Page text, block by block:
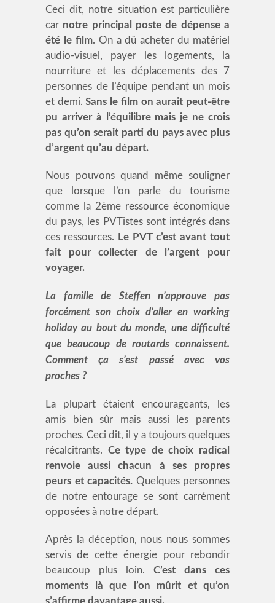
Ceci dit, notre situation est particulière
car notre principal poste de dépense a
été le film. On a dû acheter du matériel
audio-visuel, payer les logements, la
nourriture et les déplacements des 7
personnes de l’équipe pendant un mois
et demi.Sans le film on aurait peut-être
pu arriver à l’équilibre mais je ne crois
pas qu’on serait parti du pays avec plus
d’argent qu’au départ.
Nous pouvons quand même souligner
que lorsque l’on parle du tourisme
comme la 2ème ressource économique
du pays, les PVTistes sont intégrés dans
ces ressources. Le PVT c’est avant tout
fait pour collecter de l’argent pour
voyager.
La famille de Steffen n’approuve pas
forcément son choix d’aller en working
holiday au bout du monde, une difficulté
que beaucoup de routards connaissent.
Comment ça s’est passé avec vos
proches ?
La plupart étaient encourageants, les
amis bien sûr mais aussi les parents
proches. Ceci dit, il y a toujours quelques
récalcitrants. Ce type de choix radical
renvoie aussi chacun à ses propres
peurs et capacités. Quelques personnes
de notre entourage se sont carrément
opposées à notre départ.
Après la déception, nous nous sommes
servis de cette énergie pour rebondir
beaucoup plus loin. C’est dans ces
moments là que l’on mûrit et qu’on